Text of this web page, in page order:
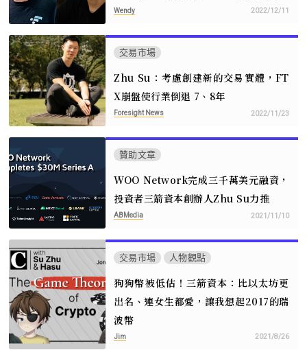
Wendy 2022/12/11
交易市場
Zhu Su：考慮創建新的交易實體，FT
X崩盤使行業倒退 7、8年
Foresight News 2022/11/23
贊助文章
WOO Network完成三千萬美元融資，
投資者三箭資本創辦人Zhu Su力推
ABMedia 2021/11/10
交易市場 人物觀點
狗狗幣被低估！三箭資本：比以太坊更
出名、連女生都愛，讓我想起2017的瑞
波幣
Jim 2021/8/26